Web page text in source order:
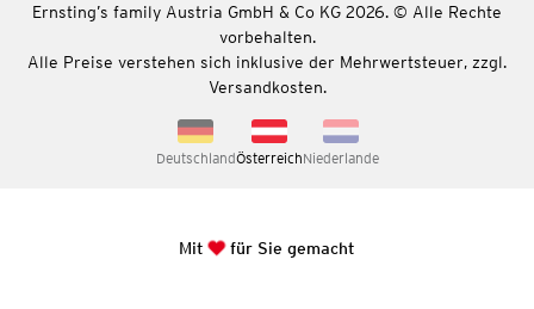
Ernsting’s family Austria GmbH & Co KG 2026. © Alle Rechte
vorbehalten.
Alle Preise verstehen sich inklusive der Mehrwertsteuer, zzgl.
Versandkosten.
DeutschlandÖsterreichNiederlande
Mit für Sie gemacht